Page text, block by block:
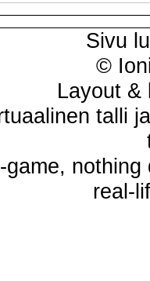
Sivu
©
Layout &
talli
real-